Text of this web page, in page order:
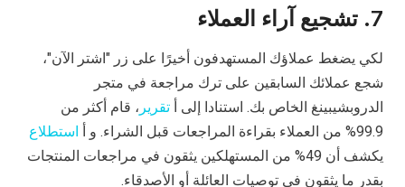
7. تشجيع آراء العملاء
لكي يضغط عملاؤك المستهدفون أخيرًا على زر "اشتر الآن"،
شجع عملائك السابقين على ترك مراجعة في متجر
الدروبشيبينغ الخاص بك. استنادا إلى أ تقرير ، قام أكثر من
99.9% من العملاء بقراءة المراجعات قبل الشراء. و أ
استطلاع
يكشف أن 49% من المستهلكين يثقون في مراجعات المنتجات
بقدر ما يثقون في توصيات العائلة أو الأصدقاء.